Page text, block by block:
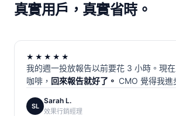
真實用戶，真實省時。
★★★★★
我的週一投放報告以前要花 3 小時。現
咖啡， 回來報告就好了。 CMO 覺得我進
SL
Sarah L.
效果行銷經理